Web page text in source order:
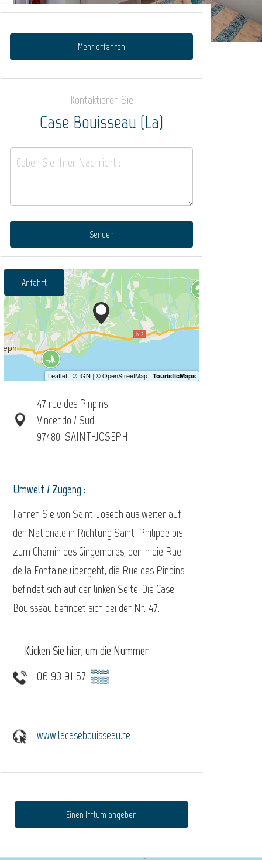
Mehr erfahren
Kontaktieren Sie
Case Bouisseau (La)
Senden
Anfahrt
47 rue des Pinpins
Vincendo / Sud
97480 SAINT-JOSEPH
Umwelt / Zugang :
Fahren Sie von Saint-Joseph aus weiter auf
der Nationale in Richtung Saint-Philippe bis
zum Chemin des Gingembres, der in die Rue
de la Fontaine übergeht, die Rue des Pinpins
befindet sich auf der linken Seite. Die Case
Bouisseau befindet sich bei der Nr. 47.
Klicken Sie hier, um die Nummer
06 93 91 57 ▒▒
www.lacasebouisseau.re
Einen Irrtum angeben